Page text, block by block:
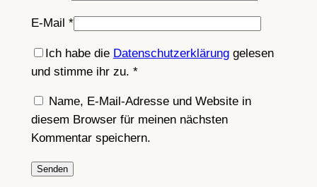
E-Mail *
Ich habe die Datenschutzerklärunggelesen
und stimme ihr zu. *
Name, E-Mail-Adresse und Website in
diesem Browser für meinen nächsten
Kommentar speichern.